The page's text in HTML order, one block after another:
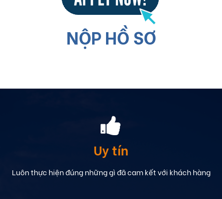
NỘP HỒ SƠ
Uy tín
Luôn thực hiện đúng những gì đã cam kết với khách hàng